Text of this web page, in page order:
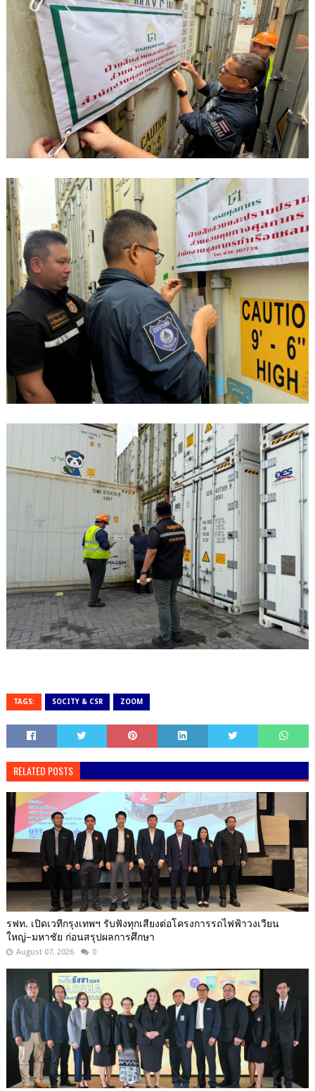
TAGS: SOCITY & CSR ZOOM
RELATED POSTS
รฟท. เปิดเวทีกรุงเทพฯ รับฟังทุกเสียงต่อโครงการรถไฟฟ้าวงเวียน
ใหญ่–มหาชัย ก่อนสรุปผลการศึกษา
August 07, 2026 0